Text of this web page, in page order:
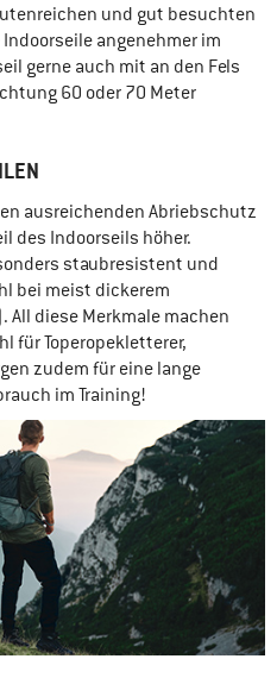
und gut besuchten
angenehmer im
gerne auch mit an den Fels
60 oder 70 Meter
ausreichenden Abriebschutz
des Indoorseils höher.
staubresistent und
bei meist dickerem
All diese Merkmale machen
für Toperopekletterer,
zudem für eine lange
im Training!